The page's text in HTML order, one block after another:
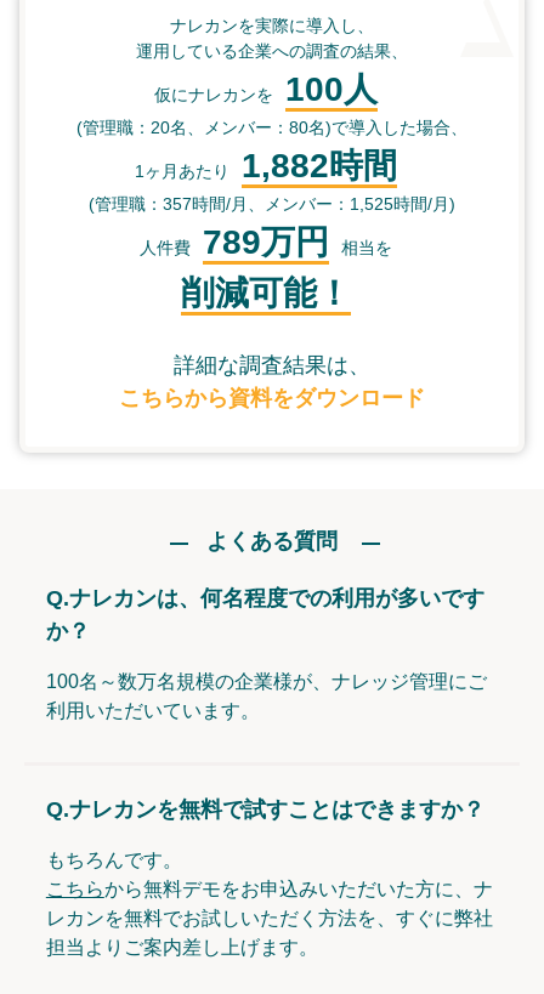
ナレカンを実際に導入し、
運用している企業への調査の結果、
仮にナレカンを 100人
(管理職：20名、メンバー：80名)で導入した場合、
1ヶ月あたり 1,882時間
(管理職：357時間/月、メンバー：1,525時間/月)
人件費 789万円 相当を
削減可能！
詳細な調査結果は、
こちらから資料をダウンロード
よくある質問
Q.ナレカンは、何名程度での利用が多いです
か？
100名～数万名規模の企業様が、ナレッジ管理にご
利用いただいています。
Q.ナレカンを無料で試すことはできますか？
もちろんです。
こちらから無料デモをお申込みいただいた方に、ナ
レカンを無料でお試しいただく方法を、すぐに弊社
担当よりご案内差し上げます。